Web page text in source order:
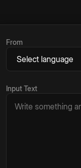
From
Input Text